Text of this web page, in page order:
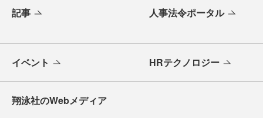
記事 人事法令ポータル
イベント HRテクノロジー
翔泳社のWebメディア